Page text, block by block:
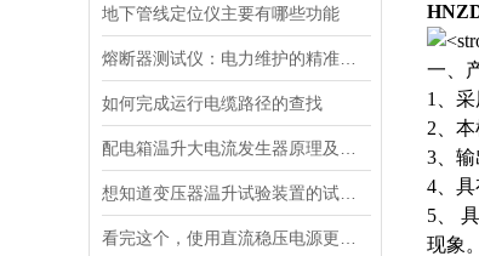
地下管线定位仪主要有哪些功能
如何完成运行电缆路径的查找
一、
1、
2、
3、
4、
5、
现象